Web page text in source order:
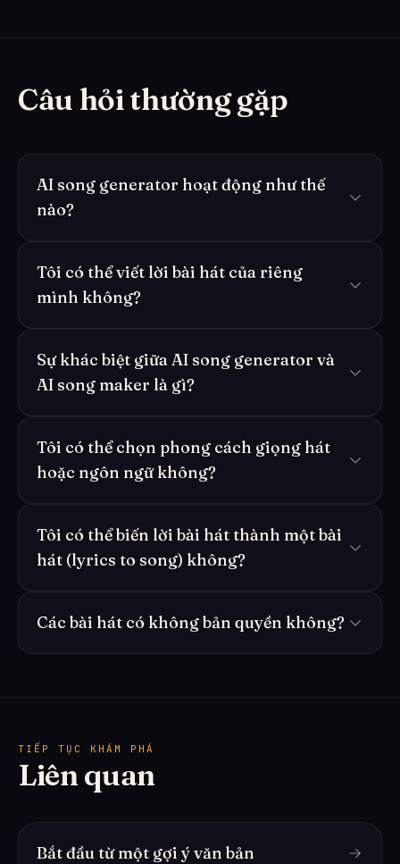
Câu hỏi thường gặp
AI song generator hoạt động như thế
nào?
Tôi có thể viết lời bài hát của riêng
mình không?
Sự khác biệt giữa AI song generator và
AI song maker là gì?
Tôi có thể chọn phong cách giọng hát
hoặc ngôn ngữ không?
Tôi có thể biến lời bài hát thành một bài
hát (lyrics to song) không?
Các bài hát có không bản quyền không?
TIẾP TỤC KHÁM PHÁ
Liên quan
Bắt đầu từ một gợi ý văn bản